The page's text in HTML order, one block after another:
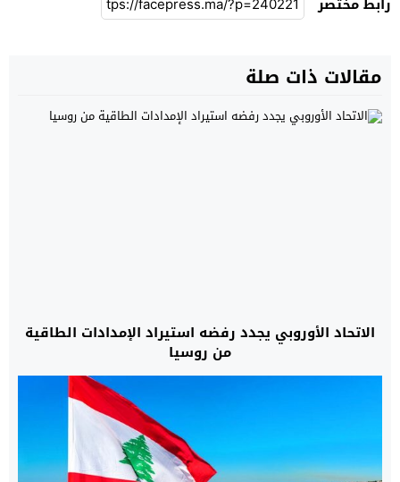
مقالات ذات صلة
الاتحاد الأوروبي يجدد رفضه استيراد الإمدادات الطاقية
من روسيا